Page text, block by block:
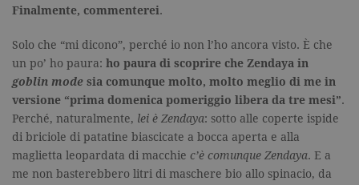
Finalmente, commenterei.
Solo che “mi dicono”, perché io non l’ho ancora visto. È che
un po’ ho paura: ho paura di scoprire che Zendaya in
goblin mode sia comunque molto, molto meglio di me in
versione “prima domenica pomeriggio libera da tre mesi”.
Perché, naturalmente, lei è Zendaya: sotto alle coperte ispide
di briciole di patatine biascicate a bocca aperta e alla
maglietta leopardata di macchie c’è comunque Zendaya. E a
me non basterebbero litri di maschere bio allo spinacio, da
Google
Universal
servizio di
analisi più
Google.
cookie
utilizzato